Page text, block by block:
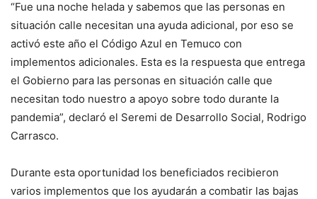
“Fue una noche helada y sabemos que las personas en
situación calle necesitan una ayuda adicional, por eso se
activó este año el Código Azul en Temuco con
implementos adicionales. Esta es la respuesta que entrega
el Gobierno para las personas en situación calle que
necesitan todo nuestro a apoyo sobre todo durante la
pandemia”, declaró el Seremi de Desarrollo Social, Rodrigo
Carrasco.
Durante esta oportunidad los beneficiados recibieron
varios implementos que los ayudarán a combatir las bajas